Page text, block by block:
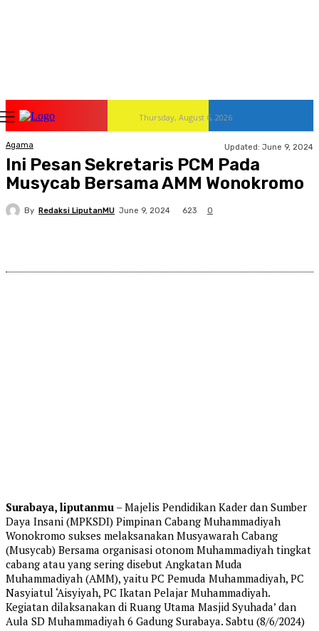
Thursday, August 6, 2026
Agama Updated: June 9, 2024
Ini Pesan Sekretaris PCM Pada
Musycab Bersama AMM Wonokromo
By Redaksi LiputanMU June 9, 2024 623 0
Surabaya, liputanmu – Majelis Pendidikan Kader dan Sumber
Daya Insani (MPKSDI) Pimpinan Cabang Muhammadiyah
Wonokromo sukses melaksanakan Musyawarah Cabang
(Musycab) Bersama organisasi otonom Muhammadiyah tingkat
cabang atau yang sering disebut Angkatan Muda
Muhammadiyah (AMM), yaitu PC Pemuda Muhammadiyah, PC
Nasyiatul ‘Aisyiyah, PC Ikatan Pelajar Muhammadiyah.
Kegiatan dilaksanakan di Ruang Utama Masjid Syuhada’ dan
Aula SD Muhammadiyah 6 Gadung Surabaya. Sabtu (8/6/2024)